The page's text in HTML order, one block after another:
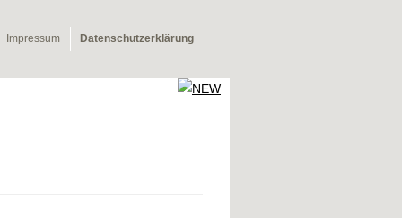
Impressum Datenschutzerklärung